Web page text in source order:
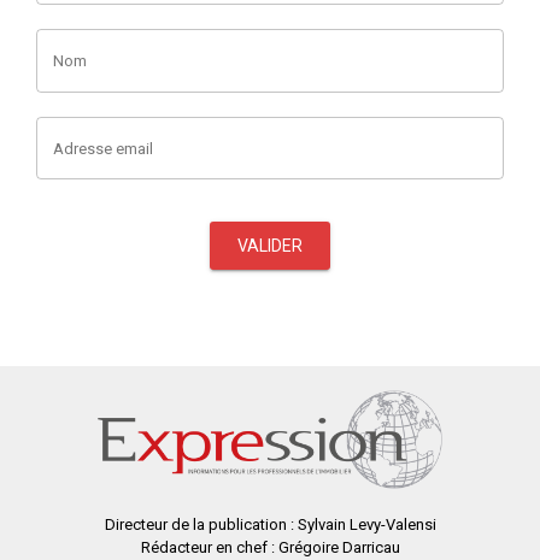
Nom
Adresse email
VALIDER
Directeur de la publication : Sylvain Levy-Valensi
Rédacteur en chef : Grégoire Darricau